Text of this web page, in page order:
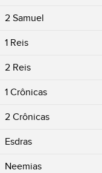
2 Samuel
1 Reis
2 Reis
1 Crônicas
2 Crônicas
Esdras
Neemias